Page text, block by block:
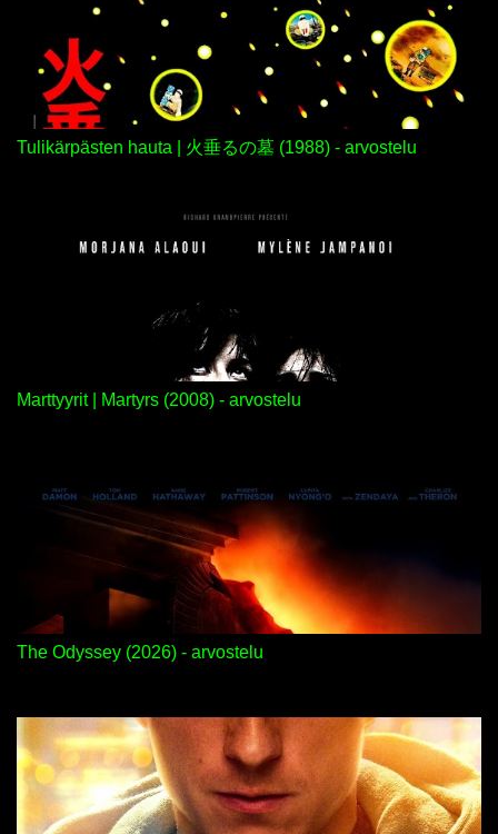
Tulikärpästen hauta | 火垂るの墓 (1988) - arvostelu
Marttyyrit | Martyrs (2008) - arvostelu
The Odyssey (2026) - arvostelu